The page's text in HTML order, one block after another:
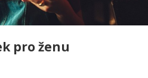
pro ženu